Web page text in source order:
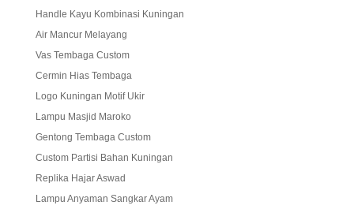
Handle Kayu Kombinasi Kuningan
Air Mancur Melayang
Vas Tembaga Custom
Cermin Hias Tembaga
Logo Kuningan Motif Ukir
Lampu Masjid Maroko
Gentong Tembaga Custom
Custom Partisi Bahan Kuningan
Replika Hajar Aswad
Lampu Anyaman Sangkar Ayam